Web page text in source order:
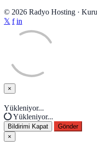
© 2026 Radyo Hosting ·
𝕏 f in
×
Bildirimi Kapat
Yükleniyor...
Yükleniyor...
Bildirimi Kapat
Gönder
×